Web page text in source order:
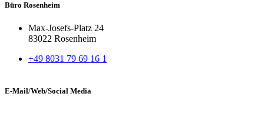
Büro Rosenheim
Max-Josefs-Platz 24
83022 Rosenheim
+49 8031 79 69 16 1
E-Mail/Web/Social Media